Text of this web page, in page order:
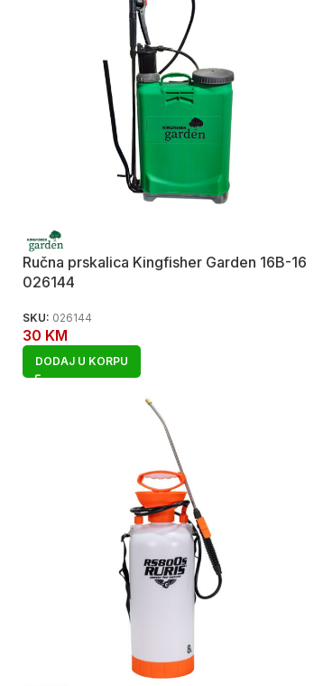
Ručna prskalica Kingfisher Garden 16B-16
026144
SKU: 026144
30 KM
DODAJ U KORPU